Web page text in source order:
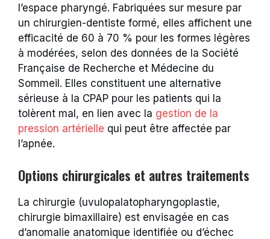
l’espace pharyngé. Fabriquées sur mesure par
un chirurgien-dentiste formé, elles affichent une
efficacité de 60 à 70 % pour les formes légères
à modérées, selon des données de la Société
Française de Recherche et Médecine du
Sommeil. Elles constituent une alternative
sérieuse à la CPAP pour les patients qui la
tolèrent mal, en lien avec la gestion de la
pression artérielle qui peut être affectée par
l’apnée.
Options chirurgicales et autres traitements
La chirurgie (uvulopalatopharyngoplastie,
chirurgie bimaxillaire) est envisagée en cas
d’anomalie anatomique identifiée ou d’échec